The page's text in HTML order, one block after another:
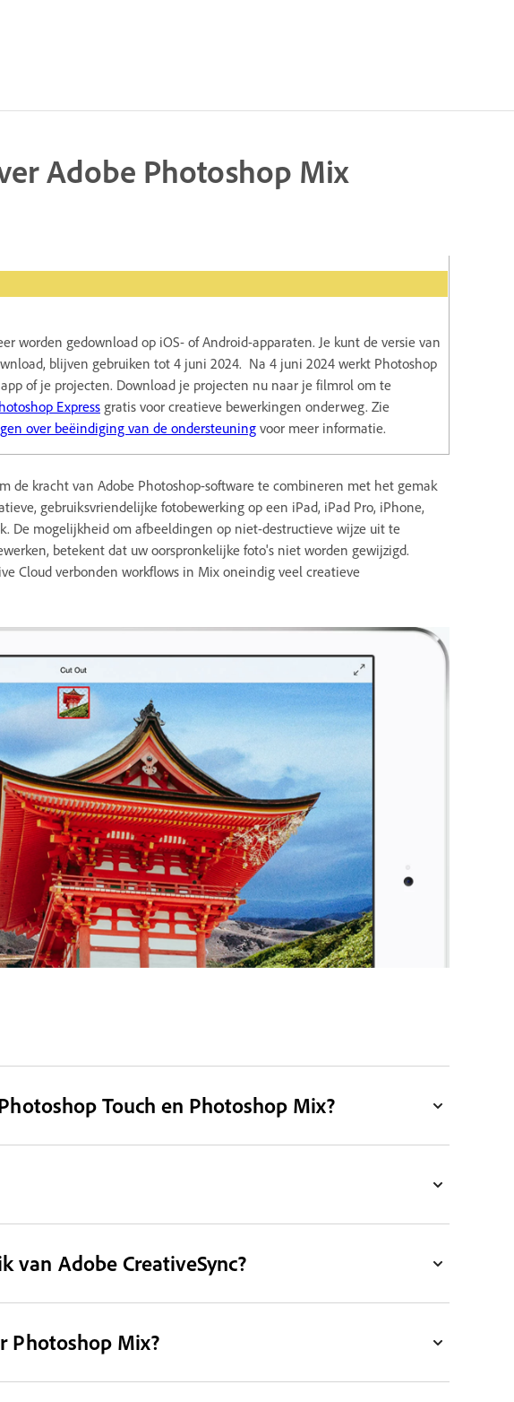
Adobe Photoshop Mix
worden gedownload op iOS- of Android-apparaten. Je kunt de versie van
blijven gebruiken tot 4 juni 2024. Na 4 juni 2024 werkt Photoshop
of je projecten. Download je projecten nu naar je filmrol om te
Expressgratis voor creatieve bewerkingen onderweg. Zie
over beëindiging van de ondersteuningvoor meer informatie.
de kracht van Adobe Photoshop-software te combineren met het gemak
gebruiksvriendelijke fotobewerking op een iPad, iPad Pro, iPhone,
De mogelijkheid om afbeeldingen op niet-destructieve wijze uit te
betekent dat uw oorspronkelijke foto's niet worden gewijzigd.
Cloud verbonden workflows in Mix oneindig veel creatieve
Touch en Photoshop Mix?
van Adobe CreativeSync?
Photoshop Mix?